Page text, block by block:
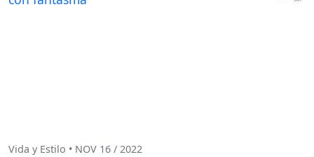
Vida y Estilo • NOV 16 / 2022